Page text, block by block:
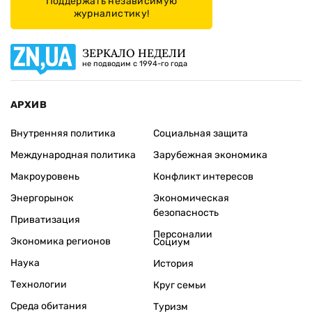
журналистику!
ЗЕРКАЛО НЕДЕЛИ
не подводим с 1994-го года
АРХИВ
Внутренняя политика
Международная политика
Макроуровень
Энергорынок
Приватизация
Экономика регионов
Социальная защита
Зарубежная экономика
Конфликт интересов
Экономическая
безопасность
Персоналии
Наука
Технологии
Среда обитания
Социум
История
Круг семьи
Туризм